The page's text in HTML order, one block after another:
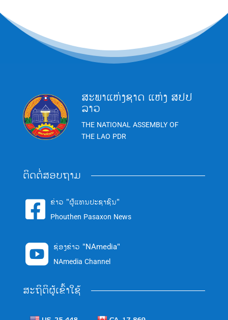
ສະພາແຫ່ງຊາດ ແຫ່ງ ສປປ
ລາວ
THE NATIONAL ASSEMBLY OF
THE LAO PDR
ຕິດຕໍ່ສອບຖາມ
 ຂ່າວ "ຜູ້ແທນປະຊາຊົນ"
Phouthen Pasaxon News
 ຊ່ອງຂ່າວ "NAmedia"
NAmedia Channel
ສະຖິຕິຜູ້ເຂົ້າໃຊ້